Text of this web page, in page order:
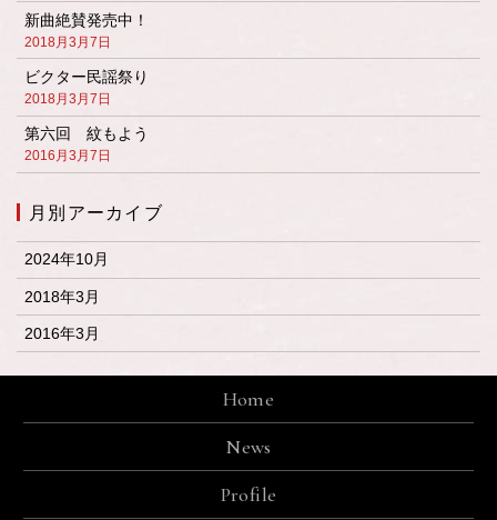
新曲絶賛発売中！
2018月3月7日
ビクター民謡祭り
2018月3月7日
第六回 紋もよう
2016月3月7日
月別アーカイブ
2024年10月
2018年3月
2016年3月
Home
News
Profile